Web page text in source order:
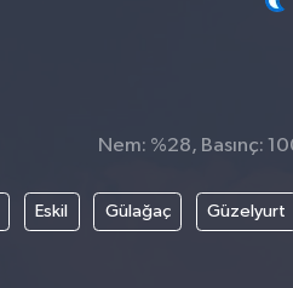
Nem: %28, Basınç:
Eskil Gülağaç Güzelyurt